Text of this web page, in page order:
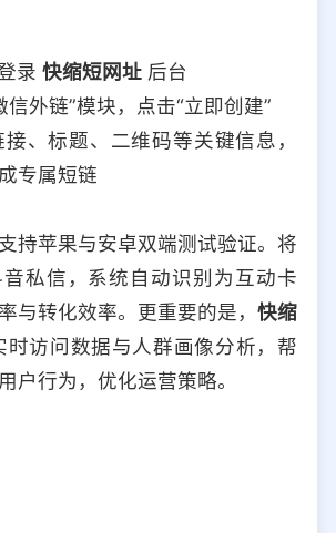
录 快缩短网址 后台
信外链”模块，点击“立即创建”
、标题、二维码等关键信息，
专属短链
持苹果与安卓双端测试验证。将
私信，系统自动识别为互动卡
与转化效率。更重要的是， 快缩
时访问数据与人群画像分析，帮
户行为，优化运营策略。